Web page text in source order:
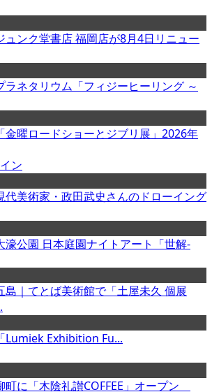
ュンク堂書店 福岡店が8月4日リニュー
ラネタリウム「フィジーヒーリング ～
金曜ロードショーとジブリ展」2026年
ン
代美術家・政田武史さんのドローイング
濠公園 日本庭園ナイトアート「世解-
島｜てとば美術館で「土屋未久 個展
Lumiek Exhibition Fu...
町に「木陰礼讃COFFEE」オープン